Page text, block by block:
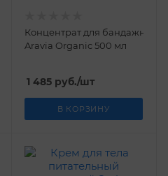
криообертывания Lipo Sculptor
Концентрат для бандажного
Aravia Organic 500 мл
1 485руб./шт
В КОРЗИНУ